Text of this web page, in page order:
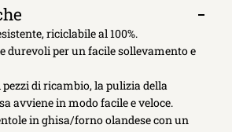
Apri
riciclabile al 100%.
durevoli per un facile sollevamento e
di ricambio, la pulizia della
avviene in modo facile e veloce.
in ghisa/forno olandese con un